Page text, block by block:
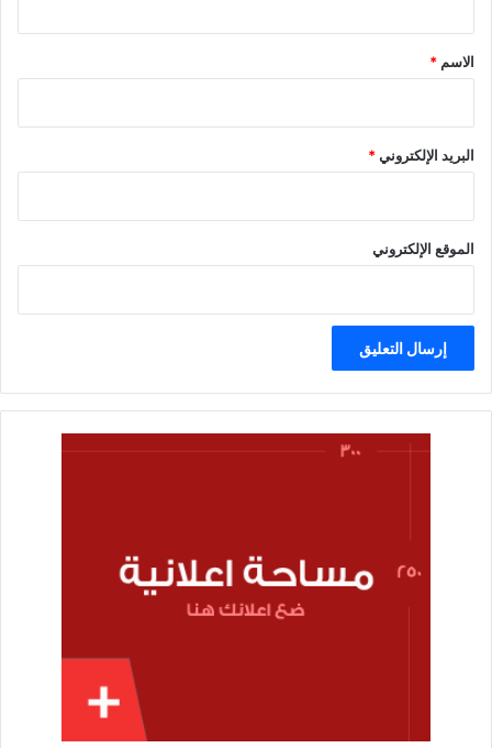
*
الاسم *
البريد الإلكتروني*
الموقع الإلكتروني